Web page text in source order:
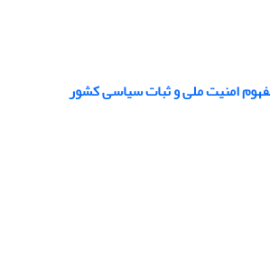
امنیت ملی و ثبات سیاسی کشور